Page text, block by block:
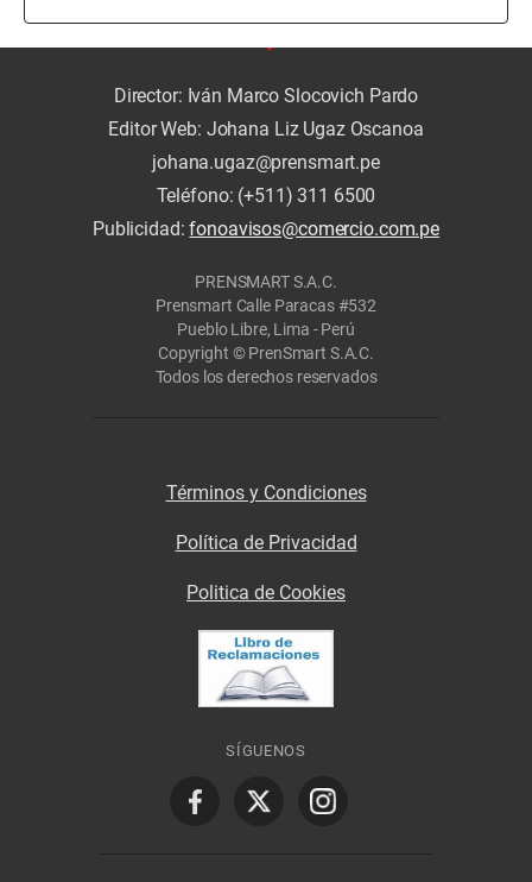
Director: Iván Marco Slocovich Pardo
Editor Web: Johana Liz Ugaz Oscanoa
johana.ugaz@prensmart.pe
Teléfono: (+511) 311 6500
Publicidad:fonoavisos@comercio.com.pe
PRENSMART S.A.C.
Prensmart Calle Paracas #532
Pueblo Libre, Lima - Perú
Copyright © PrenSmart S.A.C.
Todos los derechos reservados
Términos y Condiciones
Política de Privacidad
Politica de Cookies
SÍGUENOS